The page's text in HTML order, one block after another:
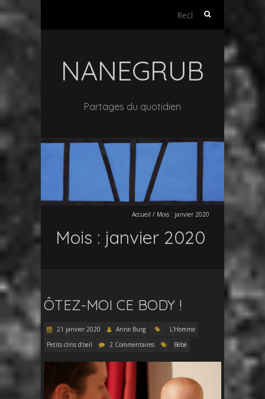
Rechercher :
NANEGRUB
Partages du quotidien
Accueil / Mois : janvier 2020
Mois : janvier 2020
ÔTEZ-MOI CE BODY !
21 janvier 2020 Anne Burg
L'Homme
Petits clins d'oeil
2 Commentaires Bébé